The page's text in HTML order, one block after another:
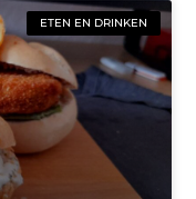
ETEN EN DRINKEN